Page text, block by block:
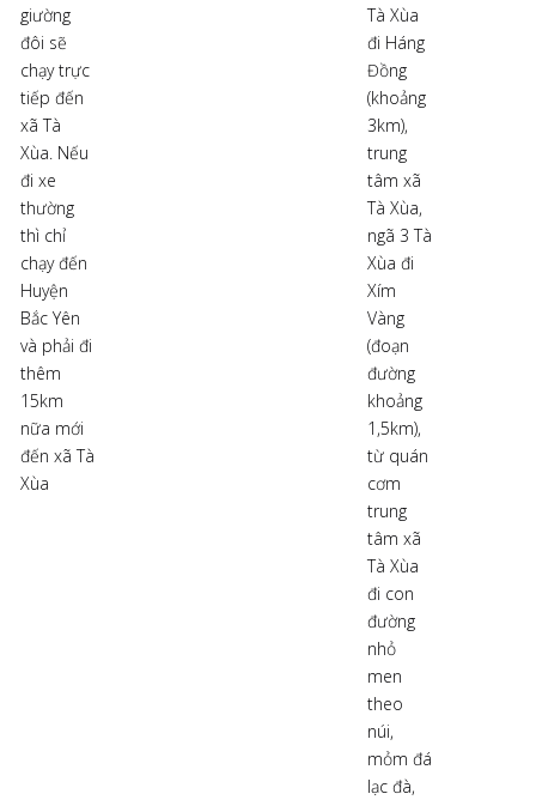
giường
đôi sẽ
chạy trực
tiếp đến
xã Tà
Xùa. Nếu
đi xe
thường
thì chỉ
chạy đến
Huyện
Bắc Yên
và phải đi
thêm
15km
nữa mới
đến xã Tà
Xùa
Tà Xùa
đi Háng
Đồng
(khoảng
3km),
trung
tâm xã
Tà Xùa,
ngã 3 Tà
Xùa đi
Xím
Vàng
(đoạn
đường
khoảng
1,5km),
từ quán
cơm
trung
tâm xã
Tà Xùa
đi con
đường
nhỏ
men
theo
núi,
mỏm đá
lạc đà,